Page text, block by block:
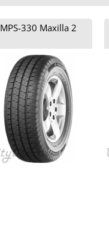
MPS-330 Maxilla 2